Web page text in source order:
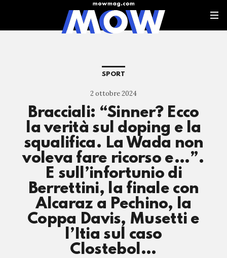
SPORT
2 ottobre 2024
Bracciali: “Sinner? Ecco
la verità sul doping e la
squalifica. La Wada non
voleva fare ricorso e…”.
E sull’infortunio di
Berrettini, la finale con
Alcaraz a Pechino, la
Coppa Davis, Musetti e
l’Itia sul caso
Clostebol…